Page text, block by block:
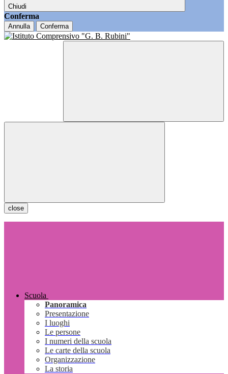
Chiudi
Conferma
Annulla Conferma
close
Scuola
Panoramica
Presentazione
I luoghi
Le persone
I numeri della scuola
Le carte della scuola
Organizzazione
La storia